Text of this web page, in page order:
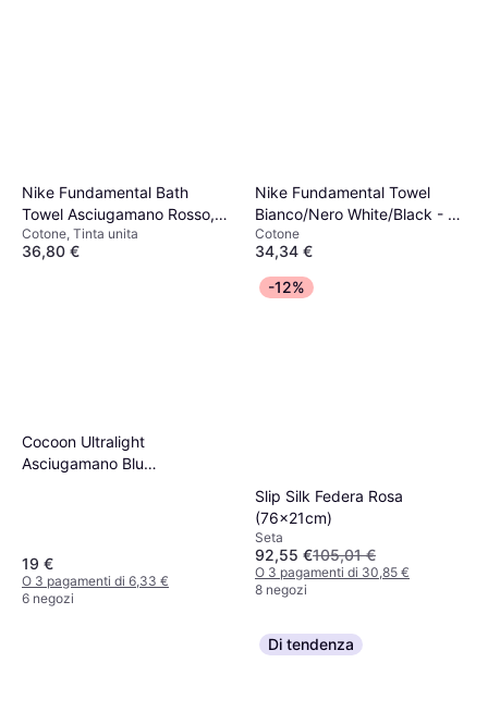
Nike Fundamental Bath
Towel Asciugamano Rosso,
Nero, Bianco (120x60cm)
Cotone, Tinta unita
36,80 €
Nike Fundamental Towel
Bianco/Nero White/Black - M
Asciugamano Bianco
Cotone
34,34 €
9 negozi
Cocoon Ultralight
Asciugamano Blu
19 €
O 3 pagamenti di 6,33 €
6 negozi
-12%
Slip Silk Federa Rosa
(76x21cm)
Seta
92,55 €105,01 €
O 3 pagamenti di 30,85 €
8 negozi
Di tendenza